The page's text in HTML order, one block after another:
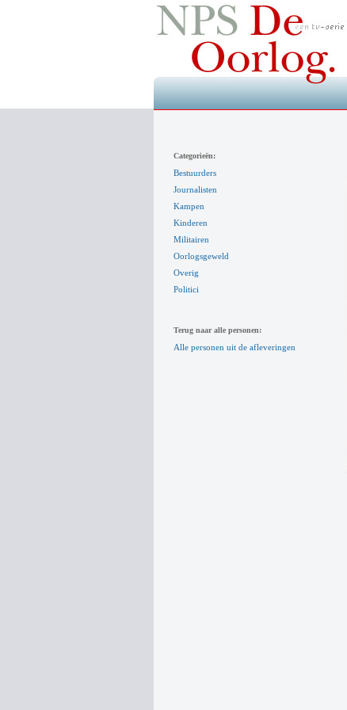
Categorieën:
Bestuurders
Journalisten
Kampen
Kinderen
Militairen
Oorlogsgeweld
Overig
Politici
Terug naar alle personen:
Alle personen uit de afleveringen